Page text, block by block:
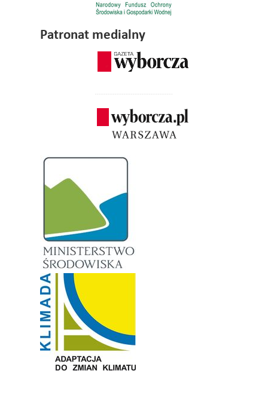
Patronat medialny